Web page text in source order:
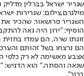
שגריר ישראל בברלין מדליק
מילגרם,צילום: שגרירות
השגריר פרושאור, שהכיר
הוסיף: "ירון היה גאה
זוגתו שרה, הם עמדו
הם נרצחו בשל זהותם
אצבע מאשימה לא רק כלפי
שנאה והסתה." הוא הדגיש: